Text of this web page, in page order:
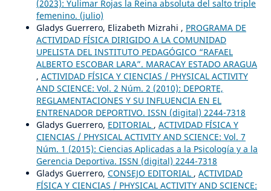
(2023): Yulimar Rojas la Reina absoluta del salto triple
femenino. (julio)
Gladys Guerrero, Elizabeth Mizrahi , PROGRAMA DE
ACTIVIDAD FÍSICA DIRIGIDO A LA COMUNIDAD
UPELISTA DEL INSTITUTO PEDAGÓGICO “RAFAEL
ALBERTO ESCOBAR LARA”. MARACAY ESTADO ARAGUA
, ACTIVIDAD FÍSICA Y CIENCIAS / PHYSICAL ACTIVITY
AND SCIENCE: Vol. 2 Núm. 2 (2010): DEPORTE,
REGLAMENTACIONES Y SU INFLUENCIA EN EL
ENTRENADOR DEPORTIVO. ISSN (digital) 2244-7318
Gladys Guerrero, EDITORIAL , ACTIVIDAD FÍSICA Y
CIENCIAS / PHYSICAL ACTIVITY AND SCIENCE: Vol. 7
Núm. 1 (2015): Ciencias Aplicadas a la Psicología y a la
Gerencia Deportiva. ISSN (digital) 2244-7318
Gladys Guerrero, CONSEJO EDITORIAL , ACTIVIDAD
FÍSICA Y CIENCIAS / PHYSICAL ACTIVITY AND SCIENCE: